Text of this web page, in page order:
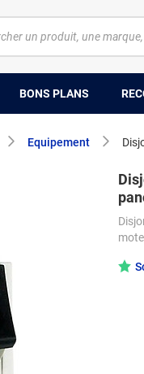
BONS PLANS
Equipement